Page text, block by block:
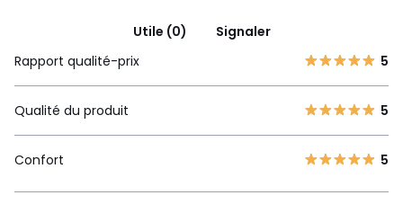
Utile (0)
Signaler
Rapport qualité-prix
5
Qualité du produit 5
Confort 5